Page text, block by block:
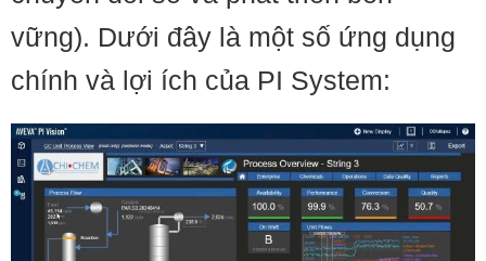
vững). Dưới đây là một số ứng dụng
chính và lợi ích của PI System: